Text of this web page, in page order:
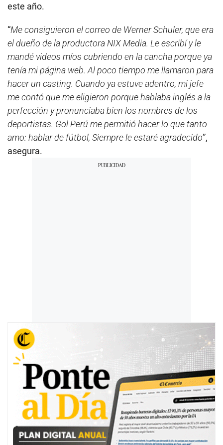
este año.
“Me consiguieron el correo de Werner Schuler, que era
el dueño de la productora NIX Media. Le escribí y le
mandé videos míos cubriendo en la cancha porque ya
tenía mi página web. Al poco tiempo me llamaron para
hacer un casting. Cuando ya estuve adentro, mi jefe
me contó que me eligieron porque hablaba inglés a la
perfección y pronunciaba bien los nombres de los
deportistas. Gol Perú me permitió hacer lo que tanto
amo: hablar de fútbol, Siempre le estaré agradecido”,
asegura.